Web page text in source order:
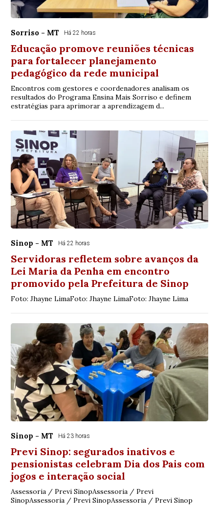
Sorriso - MT Há 22 horas
Educação promove reuniões técnicas
para fortalecer planejamento
pedagógico da rede municipal
Encontros com gestores e coordenadores analisam os
resultados do Programa Ensina Mais Sorriso e definem
estratégias para aprimorar a aprendizagem d...
Sinop - MT Há 22 horas
Servidoras refletem sobre avanços da
Lei Maria da Penha em encontro
promovido pela Prefeitura de Sinop
Foto: Jhayne LimaFoto: Jhayne LimaFoto: Jhayne Lima
Sinop - MT Há 23 horas
Previ Sinop: segurados inativos e
pensionistas celebram Dia dos Pais com
jogos e interação social
Assessoria / Previ SinopAssessoria / Previ
SinopAssessoria / Previ SinopAssessoria / Previ Sinop